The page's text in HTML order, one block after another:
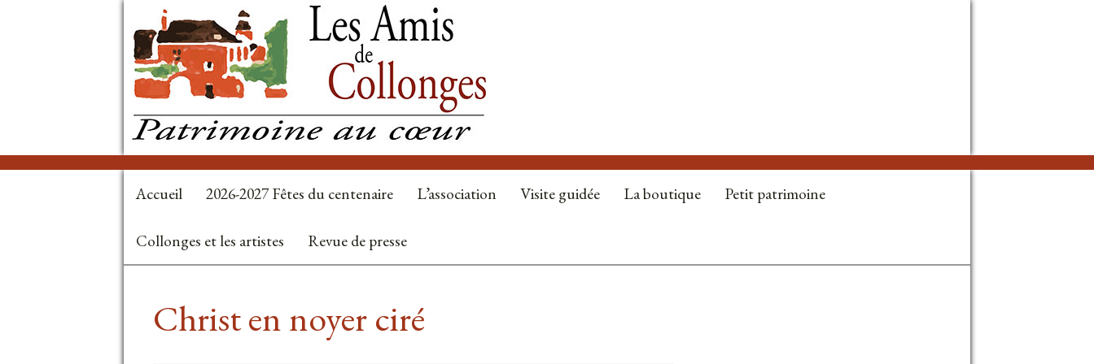
Accueil 2026-2027 Fêtes du centenaire L’association Visite guidée La boutique Petit patrimoine
Collonges et les artistes Revue de presse
Christ en noyer ciré